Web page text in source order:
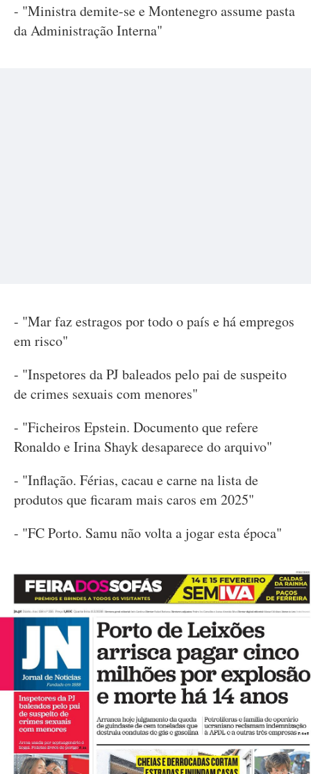
- "Ministra demite-se e Montenegro assume pasta
da Administração Interna"
- "Mar faz estragos por todo o país e há empregos
em risco"
- "Inspetores da PJ baleados pelo pai de suspeito
de crimes sexuais com menores"
- "Ficheiros Epstein. Documento que refere
Ronaldo e Irina Shayk desaparece do arquivo"
- "Inflação. Férias, cacau e carne na lista de
produtos que ficaram mais caros em 2025"
- "FC Porto. Samu não volta a jogar esta época"